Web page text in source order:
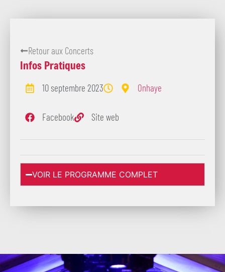
Retour aux Concerts
Infos Pratiques
10 septembre 2023 Onhaye
Facebook Site web
VOIR LE PROGRAMME COMPLET